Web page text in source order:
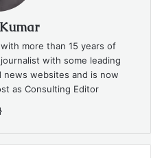
more than 15 years of
with some leading
news websites and is now
as Consulting Editor